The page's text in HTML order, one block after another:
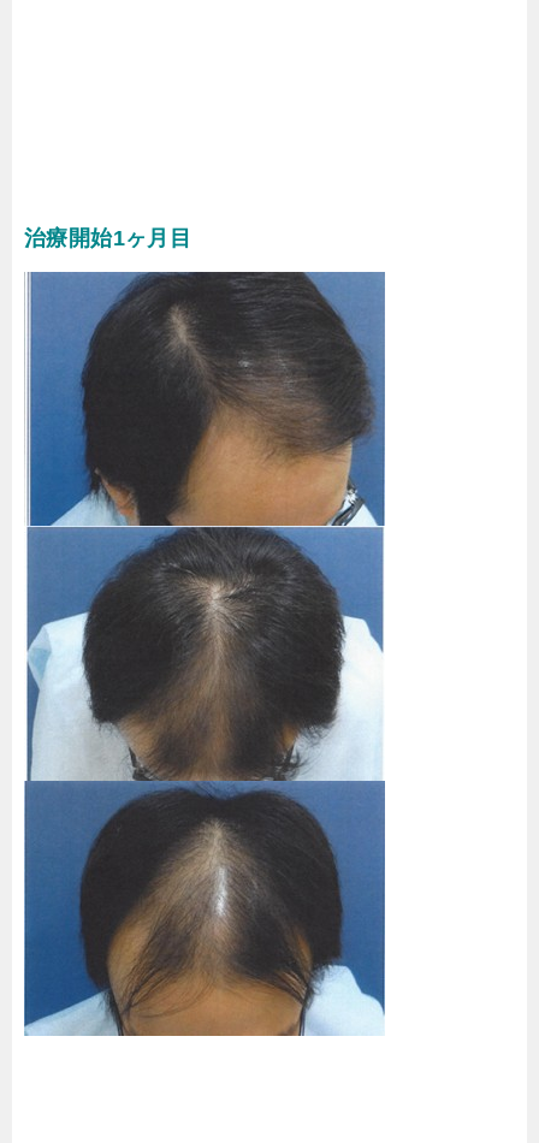
治療開始1ヶ月目